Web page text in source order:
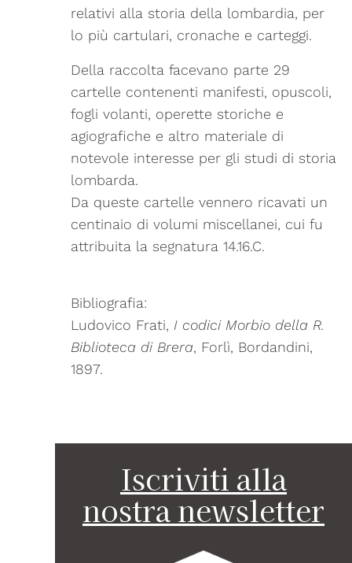
relativi alla storia della lombardia, per
lo più cartulari, cronache e carteggi.
Della raccolta facevano parte 29
cartelle contenenti manifesti, opuscoli,
fogli volanti, operette storiche e
agiografiche e altro materiale di
notevole interesse per gli studi di storia
lombarda.
Da queste cartelle vennero ricavati un
centinaio di volumi miscellanei, cui fu
attribuita la segnatura 14.16.C.
Bibliografia:
Ludovico Frati, I codici Morbio della R.
Biblioteca di Brera, Forlì, Bordandini,
1897.
Iscriviti alla
nostra newsletter